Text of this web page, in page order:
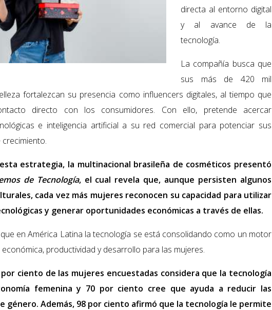
directa al entorno digital
y al avance de la
tecnología.
La compañía busca que
sus más de 420 mil
fortalezcan su presencia como influencers digitales, al tiempo que
directo con los consumidores. Con ello, pretende acercar
e inteligencia artificial a su red comercial para potenciar sus
estrategia, la multinacional brasileña de cosméticos presentó
de Tecnología, el cual revela que, aunque persisten algunos
cada vez más mujeres reconocen su capacidad para utilizar
y generar oportunidades económicas a través de ellas.
en América Latina la tecnología se está consolidando como un motor
productividad y desarrollo para las mujeres.
por ciento de las mujeres encuestadas considera que la tecnología
femenina y 70 por ciento cree que ayuda a reducir las
género. Además, 98 por ciento afirmó que la tecnología le permite